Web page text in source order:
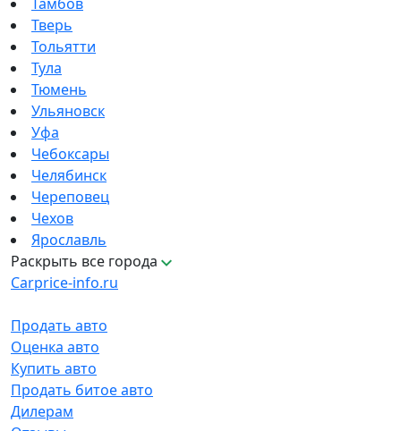
Тверь
Тольятти
Тула
Тюмень
Ульяновск
Уфа
Чебоксары
Челябинск
Череповец
Чехов
Ярославль
Раскрыть все города
Carprice-info.ru
Продать авто
Оценка авто
Купить авто
Продать битое авто
Дилерам